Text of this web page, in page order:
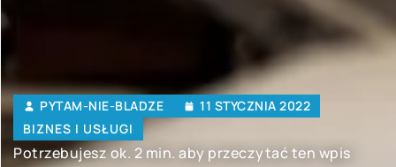
PYTAM-NIE-BLADZE
11 STYCZNIA 2022
BIZNES I USŁUGI
Potrzebujesz ok. 2 min. aby przeczytać ten wpis